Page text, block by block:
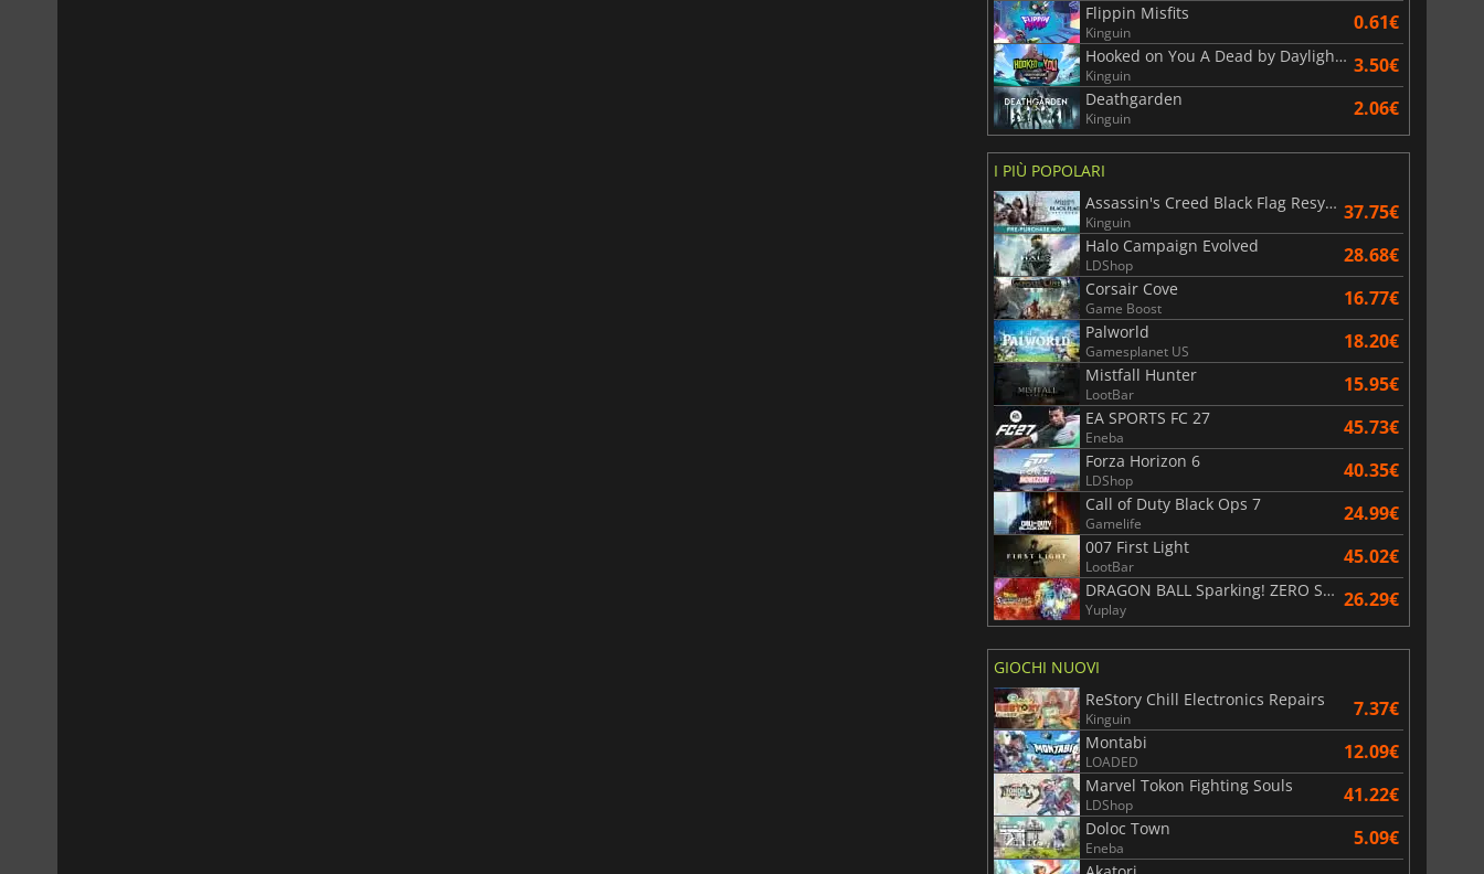
Flippin Misfits
Kinguin 0.61€
Hooked on You A Dead by Daylight Dating Sim
Kinguin 3.50€
Deathgarden
Kinguin 2.06€
I PIÙ POPOLARI
Assassin's Creed Black Flag Resynced
Kinguin 37.75€
Halo Campaign Evolved
LDShop 28.68€
Corsair Cove
Game Boost 16.77€
Palworld
Gamesplanet US 18.20€
Mistfall Hunter
LootBar 15.95€
EA SPORTS FC 27
Eneba 45.73€
Forza Horizon 6
LDShop 40.35€
Call of Duty Black Ops 7
Gamelife 24.99€
007 First Light
LootBar 45.02€
DRAGON BALL Sparking! ZERO Super Limit Breaking NEO
Yuplay 26.29€
GIOCHI NUOVI
ReStory Chill Electronics Repairs
Kinguin 7.37€
Montabi
LOADED 12.09€
Marvel Tokon Fighting Souls
LDShop 41.22€
Doloc Town
Eneba 5.09€